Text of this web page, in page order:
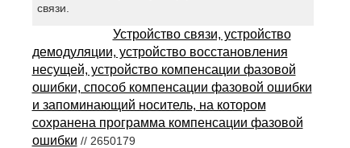
связи.
Устройство связи, устройство
демодуляции, устройство восстановления
несущей, устройство компенсации фазовой
ошибки, способ компенсации фазовой ошибки
и запоминающий носитель, на котором
сохранена программа компенсации фазовой
ошибки // 2650179